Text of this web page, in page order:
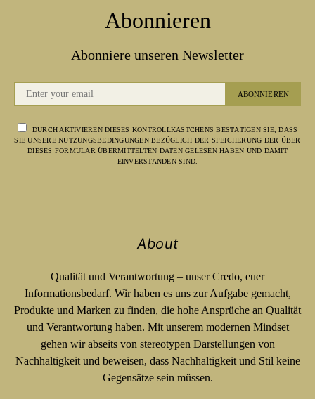
Abonnieren
Abonniere unseren Newsletter
ABONNIEREN
DURCH AKTIVIEREN DIESES KONTROLLKÄSTCHENS BESTÄTIGEN SIE, DASS
SIE UNSERE NUTZUNGSBEDINGUNGEN BEZÜGLICH DER SPEICHERUNG DER ÜBER
DIESES FORMULAR ÜBERMITTELTEN DATEN GELESEN HABEN UND DAMIT
EINVERSTANDEN SIND.
About
Qualität und Verantwortung – unser Credo, euer
Informationsbedarf. Wir haben es uns zur Aufgabe gemacht,
Produkte und Marken zu finden, die hohe Ansprüche an Qualität
und Verantwortung haben. Mit unserem modernen Mindset
gehen wir abseits von stereotypen Darstellungen von
Nachhaltigkeit und beweisen, dass Nachhaltigkeit und Stil keine
Gegensätze sein müssen.